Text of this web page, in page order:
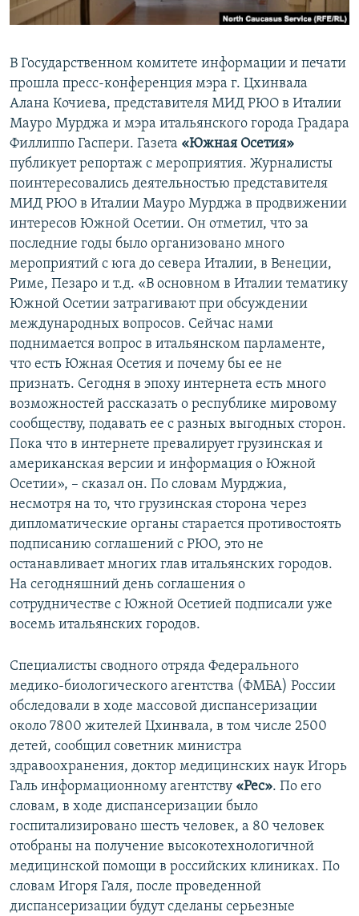
СПОРТ
БЛОГИ
ЧИТАЕМ ПРЕССУ
АРХИВ РАДИОПРОГРАММЫ
Все сайты РСЕ/РС
В Государственном комитете информации и печати
прошла пресс-конференция мэра г. Цхинвала
Алана Кочиева, представителя МИД РЮО в Италии
Мауро Мурджа и мэра итальянского города Градара
Филлиппо Гаспери. Газета «Южная Осетия»
публикует репортаж с мероприятия. Журналисты
поинтересовались деятельностью представителя
МИД РЮО в Италии Мауро Мурджа в продвижении
интересов Южной Осетии. Он отметил, что за
последние годы было организовано много
мероприятий с юга до севера Италии, в Венеции,
Риме, Пезаро и т.д. «В основном в Италии тематику
Южной Осетии затрагивают при обсуждении
международных вопросов. Сейчас нами
поднимается вопрос в итальянском парламенте,
что есть Южная Осетия и почему бы ее не
признать. Сегодня в эпоху интернета есть много
возможностей рассказать о республике мировому
сообществу, подавать ее с разных выгодных сторон.
Пока что в интернете превалирует грузинская и
американская версии и информация о Южной
Осетии», – сказал он. По словам Мурджиа,
несмотря на то, что грузинская сторона через
дипломатические органы старается противостоять
подписанию соглашений с РЮО, это не
останавливает многих глав итальянских городов.
На сегодняшний день соглашения о
сотрудничестве с Южной Осетией подписали уже
восемь итальянских городов.
Специалисты сводного отряда Федерального
медико-биологического агентства (ФМБА) России
обследовали в ходе массовой диспансеризации
около 7800 жителей Цхинвала, в том числе 2500
детей, сообщил советник министра
здравоохранения, доктор медицинских наук Игорь
Галь информационному агентству «Рес». По его
словам, в ходе диспансеризации было
госпитализировано шесть человек, а 80 человек
отобраны на получение высокотехнологичной
медицинской помощи в российских клиниках. По
словам Игоря Галя, после проведенной
диспансеризации будут сделаны серьезные